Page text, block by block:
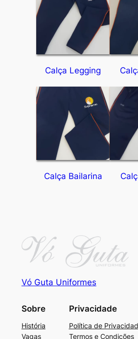
Calça Legging
Calça Bailarina
Vó Guta Uniformes
Sobre
História
Vagas
Privacidade
Política de
Termos e Condições